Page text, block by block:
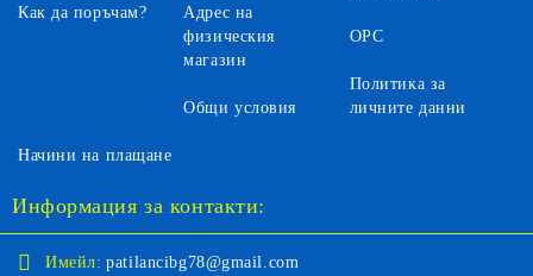
Как да поръчам?
Адрес на
физическия
магазин
Общи условия
ОРС
Политика за
личните данни
Начини на плащане
Информация за контакти:
Имейл: patilancibg78@gmail.com